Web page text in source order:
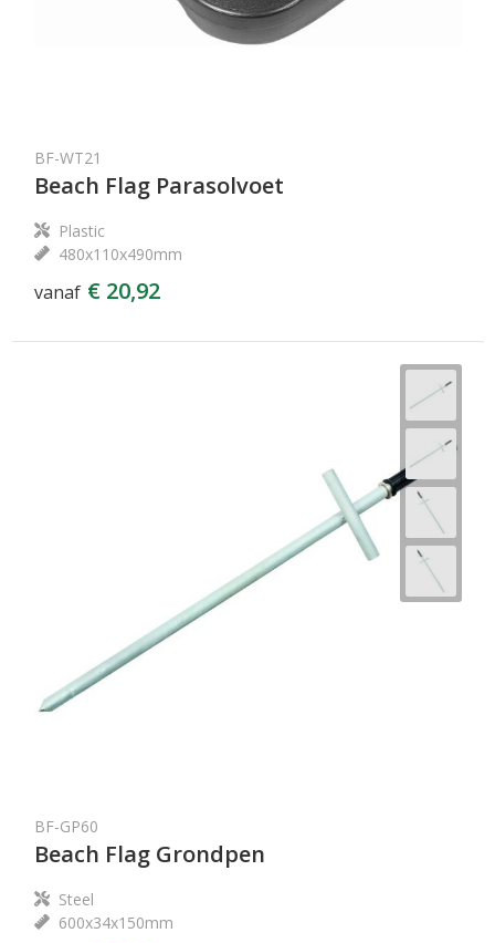
BF-WT21
Beach Flag Parasolvoet
Plastic
480x110x490mm
vanaf € 20,92
BF-GP60
Beach Flag Grondpen
Steel
600x34x150mm